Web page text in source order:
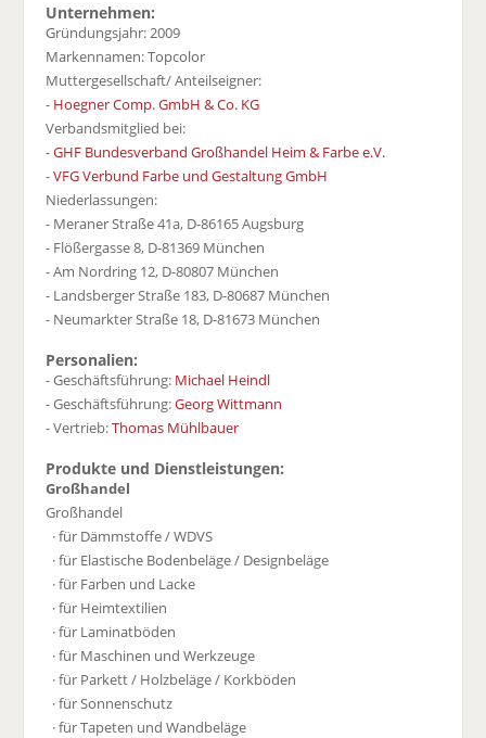
Unternehmen:
Gründungsjahr: 2009
Markennamen: Topcolor
Muttergesellschaft/ Anteilseigner:
- Hoegner Comp. GmbH & Co. KG
Verbandsmitglied bei:
-GHF Bundesverband Großhandel Heim & Farbe e.V.
-VFG Verbund Farbe und Gestaltung GmbH
Niederlassungen:
- Meraner Straße 41a, D-86165 Augsburg
- Flößergasse 8, D-81369 München
- Am Nordring 12, D-80807 München
- Landsberger Straße 183, D-80687 München
- Neumarkter Straße 18, D-81673 München
Personalien:
- Geschäftsführung: Michael Heindl
- Geschäftsführung:Georg Wittmann
- Vertrieb:Thomas Mühlbauer
Produkte und Dienstleistungen:
Großhandel
Großhandel
· für Dämmstoffe / WDVS
· für Elastische Bodenbeläge / Designbeläge
· für Farben und Lacke
· für Heimtextilien
· für Laminatböden
· für Maschinen und Werkzeuge
· für Parkett / Holzbeläge / Korkböden
· für Sonnenschutz
· für Tapeten und Wandbeläge